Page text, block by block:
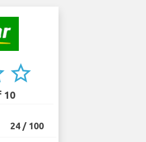
star_border
10
24 / 100